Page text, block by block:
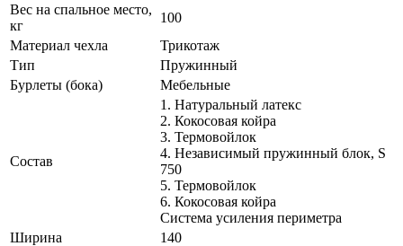
Вес на спальное место,
кг
100
Материал чехла
Трикотаж
Тип
Пружинный
Бурлеты (бока)
Мебельные
Состав
1. Натуральный латекс
2. Кокосовая койра
3. Термовойлок
4. Независимый пружинный блок, S
750
5. Термовойлок
6. Кокосовая койра
Система усиления периметра
Ширина
140